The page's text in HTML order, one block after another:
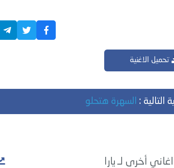
تحميل الاغنية
التالية : السهرة هتحلو
اغاني أخرى لـ يارا